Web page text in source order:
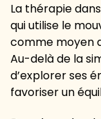
La thérapie
qui utilise le
comme moyen
Au-delà de la
d’explorer ses
favoriser un